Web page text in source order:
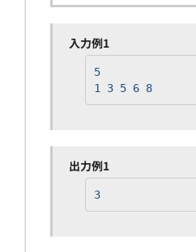
入力例1
5
1 3 5 6 8
出力例1
3